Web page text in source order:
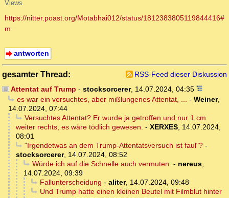
Views
https://nitter.poast.org/Motabhai012/status/1812383805119844416#
m
antworten
gesamter Thread:
RSS-Feed dieser Diskussion
Attentat auf Trump - stocksorcerer, 14.07.2024, 04:35
es war ein versuchtes, aber mißlungenes Attentat, ... - Weiner,
14.07.2024, 07:44
Versuchtes Attentat? Er wurde ja getroffen und nur 1 cm
weiter rechts, es wäre tödlich gewesen. - XERXES, 14.07.2024,
08:01
"Irgendetwas an dem Trump-Attentatsversuch ist faul"?-
stocksorcerer, 14.07.2024, 08:52
Würde ich auf die Schnelle auch vermuten. - nereus,
14.07.2024, 09:39
Fallunterscheidung - aliter, 14.07.2024, 09:48
Und Trump hatte einen kleinen Beutel mit Filmblut hinter